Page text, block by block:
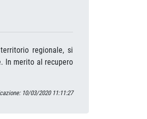
regionale, si
In merito al recupero
10/03/2020 11:11:27